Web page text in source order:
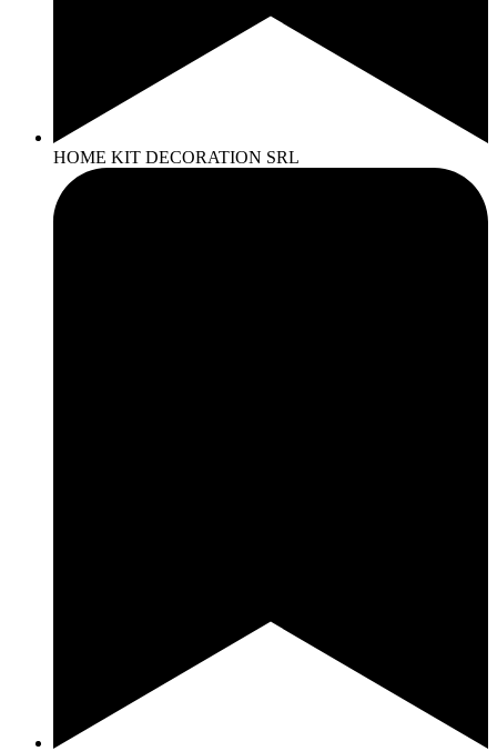
HOME KIT DECORATION SRL